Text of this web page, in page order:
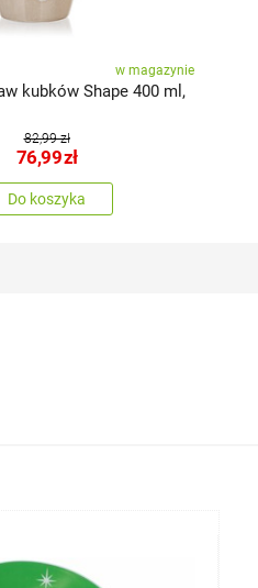
w magazynie
kubków Shape 400 ml,
82,99 zł
76,99zł
Do koszyka